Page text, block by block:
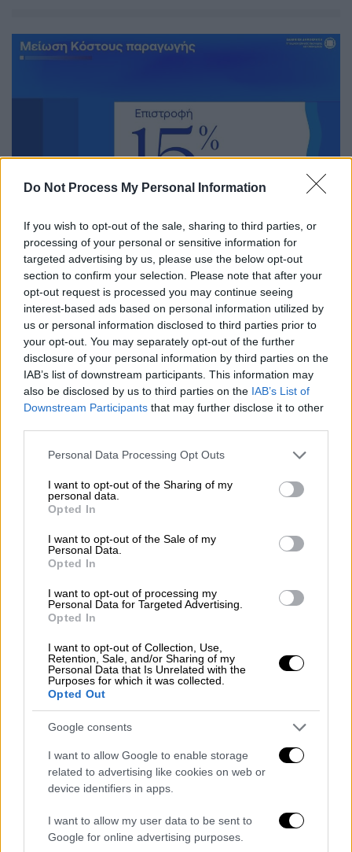
Do Not Process My Personal Information
If you wish to opt-out of the sale, sharing to third parties, or
processing of your personal or sensitive information for
targeted advertising by us, please use the below opt-out
section to confirm your selection. Please note that after your
opt-out request is processed you may continue seeing
interest-based ads based on personal information utilized by
us or personal information disclosed to third parties prior to
your opt-out. You may separately opt-out of the further
disclosure of your personal information by third parties on the
IAB’s list of downstream participants. This information may
also be disclosed by us to third parties on the IAB’s List of
Downstream Participants that may further disclose it to other
Please note that this website/app uses one or more Google
not limited to your visit or usage behaviour. You may click to
grant or deny consent to Google and its third-party tags to
use your data for below specified purposes in below Google
consent section.
Personal Data Processing Opt Outs
I want to opt-out of the Sharing of my
personal data.
Opted In
I want to opt-out of the Sale of my
Personal Data.
Opted In
I want to opt-out of processing my
Personal Data for Targeted Advertising.
Opted In
I want to opt-out of Collection, Use,
Retention, Sale, and/or Sharing of my
Personal Data that Is Unrelated with the
Purposes for which it was collected.
Opted Out
Google consents
I want to allow Google to enable storage
related to advertising like cookies on web or
device identifiers in apps.
I want to allow my user data to be sent to
Google for online advertising purposes.
3. Διεύρυνση οικονομικής
συνταξιούχων
Η οικονομική ενίσχυση των συνταξιούχων,
ανασφάλιστων υπερηλίκων και ατόμων με
αναπηρία που καταβάλλεται κάθε Νοέμβριο
αυξάνεται από τα 250 σε 300 ευρώ καθαρά σε
μόνιμη βάση. Διευρύνονται τα εισοδηματικά
κριτήρια ώστε να καλύπτεται το 85% των
συνταξιούχων. Επιπλέον 420.000
συνταξιούχοι. Επιπλέον δημοσιονομικό
κόστος 198 εκ. ευρώ.